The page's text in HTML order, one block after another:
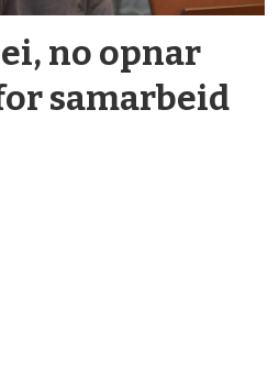
no opnar
sam­arbeid